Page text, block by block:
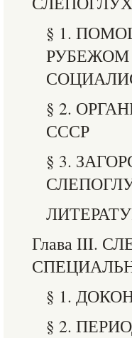
§ 1.
РУБЕЖОМ
§ 2.
СССР
§ 3.
Глава III.
§ 1.
§ 2.